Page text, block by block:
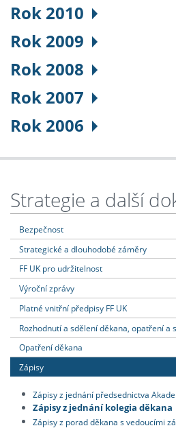
Rok 2010
Rok 2009
Rok 2008
Rok 2007
Rok 2006
Strategie a další
Bezpečnost
Strategické a dlouhodobé záměry
FF UK pro udržitelnost
Výroční zprávy
Platné vnitřní předpisy FF UK
Rozhodnutí a sdělení děkana, opatření a
Opatření děkana
Zápisy
Zápisy z jednání předsednictva
Zápisy z jednání kolegia děkana
Zápisy z porad děkana s vedoucími